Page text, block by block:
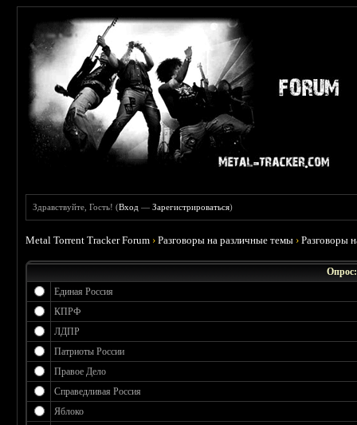
Здравствуйте, Гость! (Вход —Зарегистрироваться)
Metal Torrent Tracker Forum ›Разговоры на различные темы ›Разговоры
Опрос:
Единая Россия
КПРФ
ЛДПР
Патриоты России
Правое Дело
Справедливая Россия
Яблоко